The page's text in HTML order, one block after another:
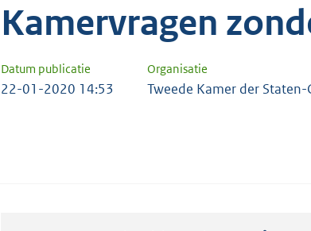
Kamervragen
Datum publicatie Organisatie
22-01-2020 14:53 Tweede Kamer der Staten-